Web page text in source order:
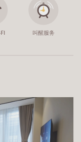
叫醒服务